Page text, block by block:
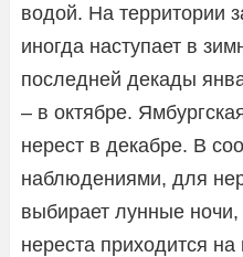
водой. На территории
иногда наступает в
последней декады
– в октябре.
нерест в декабре. В
наблюдениями, для
выбирает лунные
нереста приходится